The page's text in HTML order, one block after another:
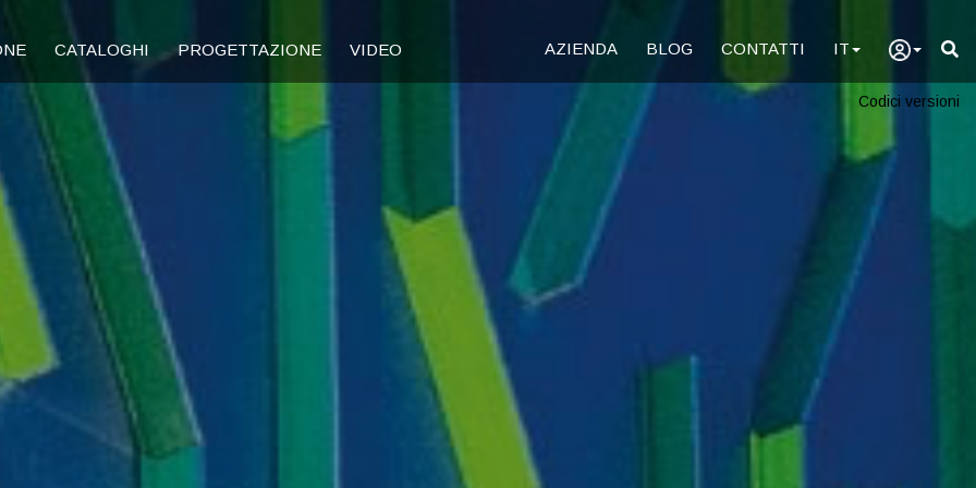
CATALOGHI PROGETTAZIONE VIDEO AZIENDA BLOG CONTATTI IT
Codici versioni